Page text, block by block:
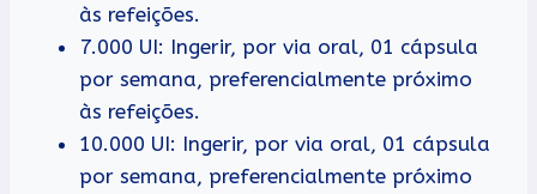
às refeições.
7.000 UI: Ingerir, por via oral, 01 cápsula
por semana, preferencialmente próximo
às refeições.
10.000 UI: Ingerir, por via oral, 01 cápsula
por semana, preferencialmente próximo